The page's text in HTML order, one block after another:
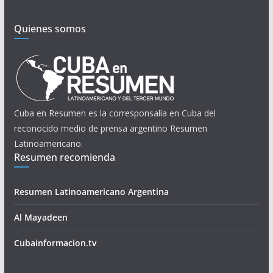
Quienes somos
Cuba en Resumen es la corresponsalía en Cuba del
reconocido medio de prensa argentino Resumen
Latinoamericano.
Resumen recomienda
Resumen Latinoamericano Argentina
Al Mayadeen
Cubainformacion.tv